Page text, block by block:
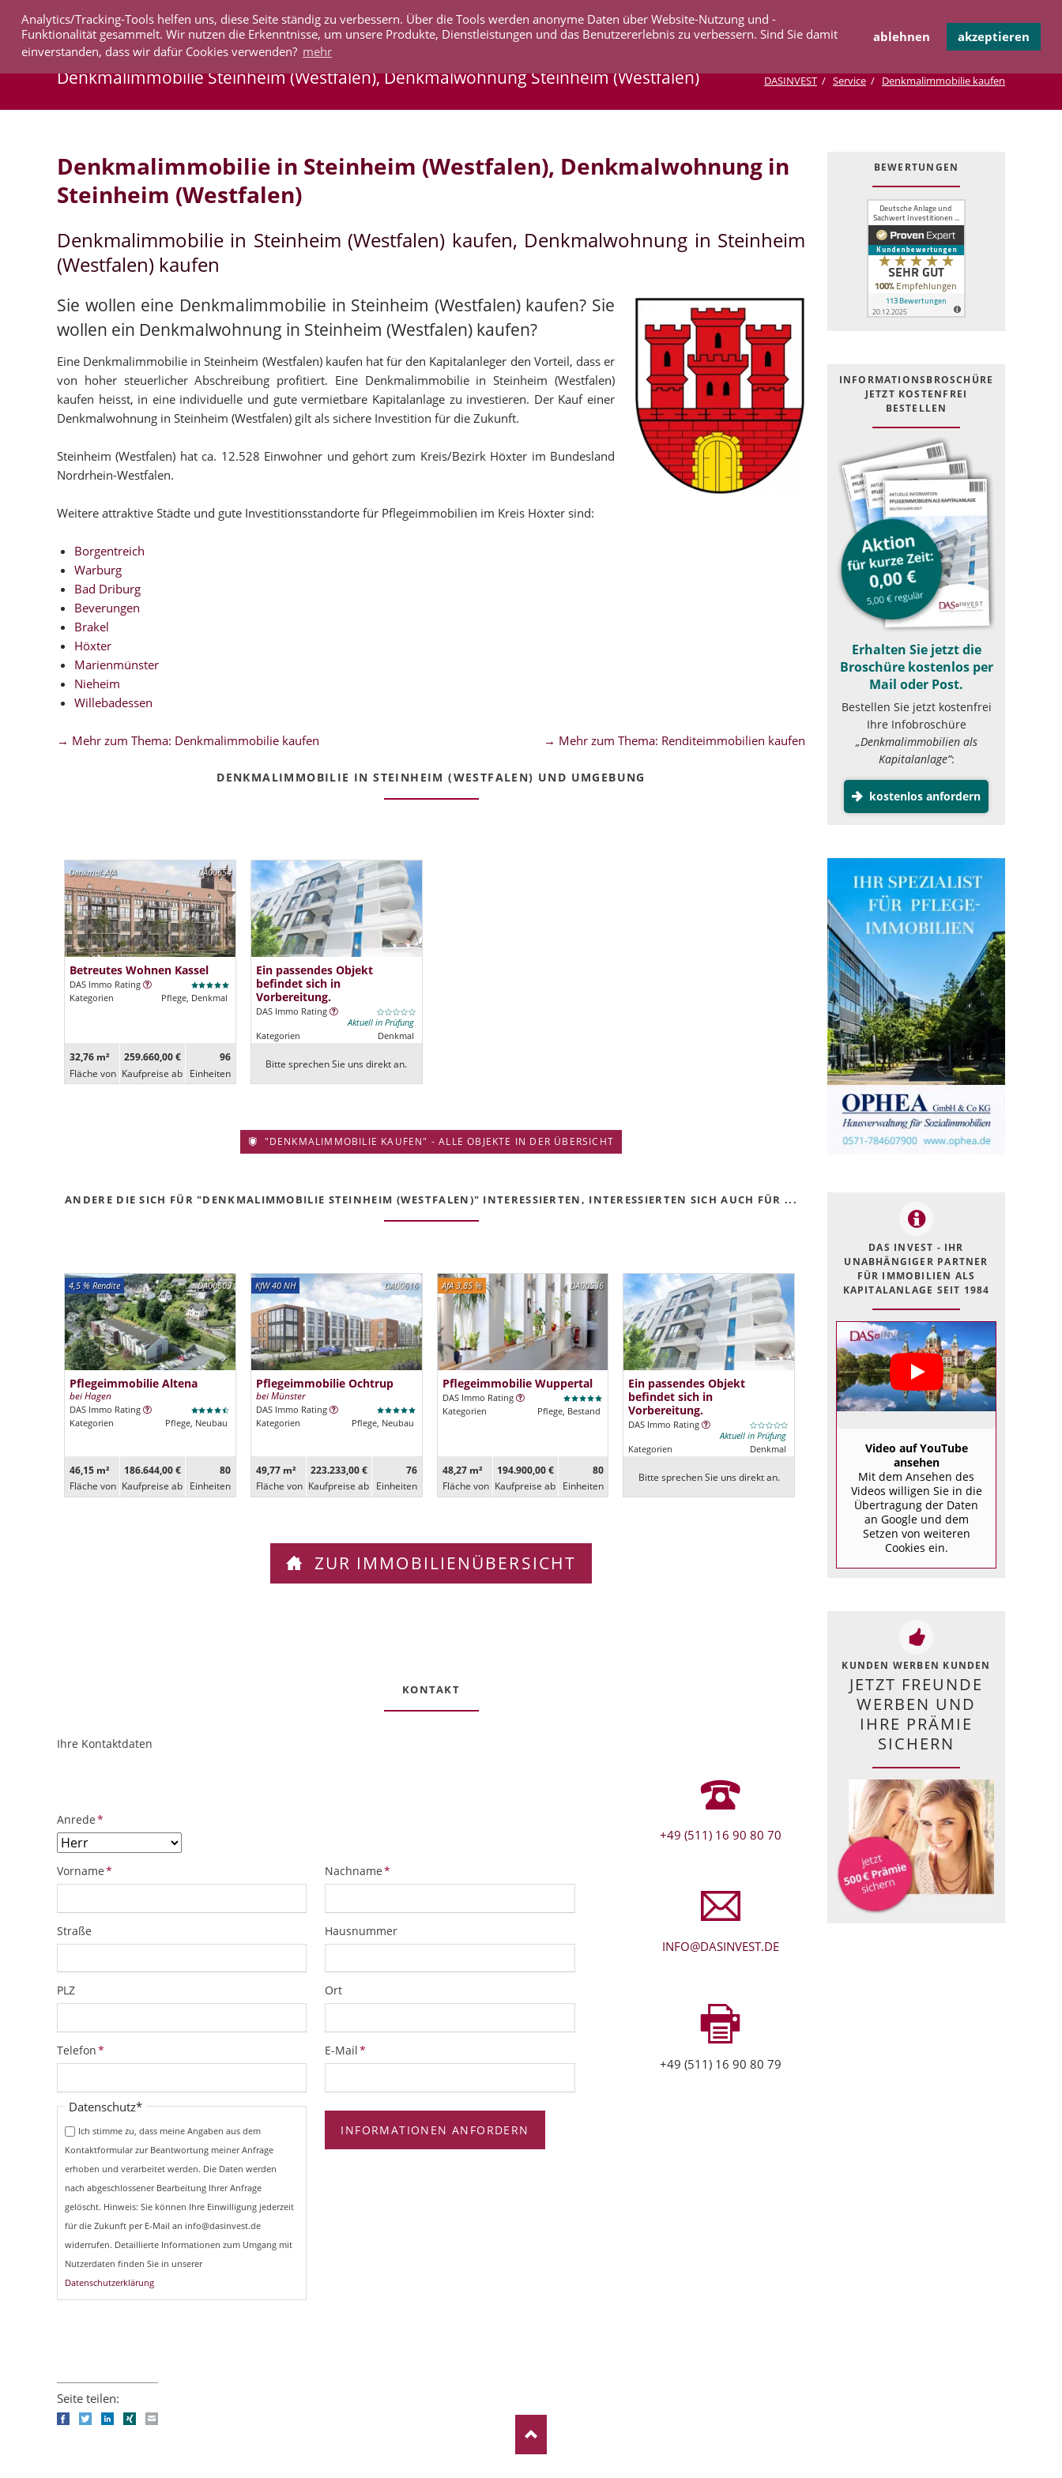
Analytics/Tracking-Tools helfen uns, diese Seite ständig zu verbessern. Über die Tools werden anonyme Daten über Website-Nutzung und -
Funktionalität gesammelt. Wir nutzen die Erkenntnisse, um unsere Produkte, Dienstleistungen und das Benutzererlebnis zu verbessern. Sind Sie damit
einverstanden, dass wir dafür Cookies verwenden? mehr
ablehnen akzeptieren
überspringen
IMMOBILIEN AKTUELLES UNTERNEHMEN SERVICE KOOPERATION KONTAKT
Denkmalimmobilie Steinheim (Westfalen), Denkmalwohnung Steinheim (Westfalen) DASINVEST Service Denkmalimmobilie kaufen
Denkmalimmobilie in Steinheim (Westfalen), Denkmalwohnung in
Steinheim (Westfalen)
Denkmalimmobilie in Steinheim (Westfalen) kaufen, Denkmalwohnung in Steinheim
(Westfalen) kaufen
Sie wollen eine Denkmalimmobilie in Steinheim (Westfalen) kaufen? Sie
wollen ein Denkmalwohnung in Steinheim (Westfalen) kaufen?
Eine Denkmalimmobilie in Steinheim (Westfalen) kaufen hat für den Kapitalanleger den Vorteil, dass er
von hoher steuerlicher Abschreibung profitiert. Eine Denkmalimmobilie in Steinheim (Westfalen)
kaufen heisst, in eine individuelle und gute vermietbare Kapitalanlage zu investieren. Der Kauf einer
Denkmalwohnung in Steinheim (Westfalen) gilt als sichere Investition für die Zukunft.
Steinheim (Westfalen) hat ca. 12.528 Einwohner und gehört zum Kreis/Bezirk Höxter im Bundesland
Nordrhein-Westfalen.
Weitere attraktive Städte und gute Investitionsstandorte für Pflegeimmobilien im Kreis Höxter sind:
Borgentreich
Warburg
Bad Driburg
Beverungen
Brakel
Höxter
Marienmünster
Nieheim
Willebadessen
→ Mehr zum Thema: Denkmalimmobilie kaufen → Mehr zum Thema: Renditeimmobilien kaufen
DENKMALIMMOBILIE IN STEINHEIM (WESTFALEN) UND UMGEBUNG
DA00654
Denkmal-AfA
Betreutes Wohnen Kassel
DAS Immo Rating
Kategorien
Pflege, Denkmal
32,76 m²
Fläche von
259.660,00 €
Kaufpreise ab
96
Ein­heiten
Ein passendes Objekt
befindet sich in
Vorbereitung.
DAS Immo Rating
Aktuell in Prüfung
Kategorien
Denkmal
Bitte sprechen Sie uns direkt an.
"DENKMALIMMOBILIE KAUFEN" - ALLE OBJEKTE IN DER ÜBERSICHT
ANDERE DIE SICH FÜR "DENKMALIMMOBILIE STEINHEIM (WESTFALEN)" INTERESSIERTEN, INTERESSIERTEN SICH AUCH FÜR ...
DA00609
4,5 % Rendite
Pflegeimmobilie Altena
bei Hagen
DAS Immo Rating
Kategorien
Pflege, Neubau
46,15 m²
Fläche von
186.644,00 €
Kaufpreise ab
80
Ein­heiten
DA00616
KfW 40 NH
Pflegeimmobilie Ochtrup
bei Münster
DAS Immo Rating
Kategorien
Pflege, Neubau
49,77 m²
Fläche von
223.233,00 €
Kaufpreise ab
76
Ein­heiten
DA00536
AfA 3,85 %
Pflegeimmobilie Wuppertal
DAS Immo Rating
Kategorien
Pflege, Bestand
48,27 m²
Fläche von
194.900,00 €
Kaufpreise ab
80
Ein­heiten
Ein passendes Objekt
befindet sich in
Vorbereitung.
DAS Immo Rating
Aktuell in Prüfung
Kategorien
Denkmal
Bitte sprechen Sie uns direkt an.
ZUR IMMOBILIENÜBERSICHT
KONTAKT
ObjektPlatzhalter
URL
Ihre Kontaktdaten
Pflichtfeld
Anrede*
Pflichtfeld
Vorname* Pflichtfeld
Nachname*
Straße Hausnummer
PLZ Ort
Pflichtfeld
Telefon* Pflichtfeld
E-Mail*
Pflichtfeld
Datenschutz*
Ich stimme zu, dass meine Angaben aus dem
Kontaktformular zur Beantwortung meiner Anfrage
erhoben und verarbeitet werden. Die Daten werden
nach abgeschlossener Bearbeitung Ihrer Anfrage
gelöscht. Hinweis: Sie können Ihre Einwilligung jederzeit
für die Zukunft per E-Mail an info@dasinvest.de
widerrufen. Detaillierte Informationen zum Umgang mit
Nutzerdaten finden Sie in unserer
Datenschutzerklärung
INFORMATIONEN ANFORDERN
+49 (511) 16 90 80 70
INFO@DASINVEST.DE
+49 (511) 16 90 80 79
BEWERTUNGEN
INFOR­MATIONS­BROSCHÜRE
JETZT KOSTEN­FREI
BESTELLEN
Erhalten Sie jetzt die
Broschüre kostenlos per
Mail oder Post.
Bestellen Sie jetzt kostenfrei
Ihre Infobroschüre
„Denkmalimmobilien als
Kapitalanlage”:
kostenlos anfordern
DAS INVEST - IHR
UNABHÄNGIGER PARTNER
FÜR IMMOBILIEN ALS
KAPITALANLAGE SEIT 1984
Video auf YouTube
ansehen
Mit dem Ansehen des
Videos willigen Sie in die
Übertragung der Daten
an Google und dem
Setzen von weiteren
Cookies ein.
KUNDEN WERBEN KUNDEN
JETZT FREUNDE
WERBEN UND
IHRE PRÄMIE
SICHERN
Seite teilen:
FacebookTwitterLinkedIn
Xing